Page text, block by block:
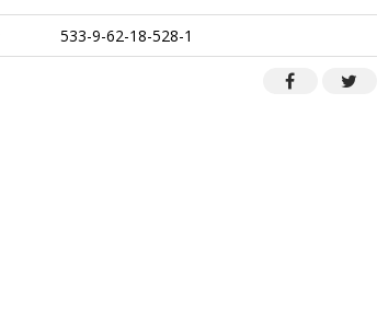
533-9-62-18-528-1